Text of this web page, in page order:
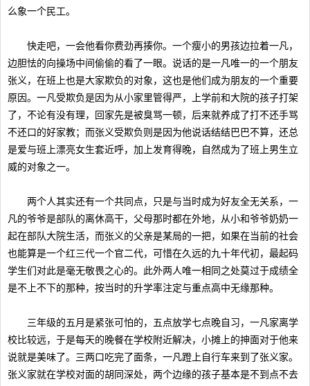
么象一个民工。
快走吧，一会他看你费劲再揍你。一个瘦小的男孩边拉着一凡，
边胆怯的向操场中间偷偷的看了一眼。说话的是一凡唯一的一个朋友
张义，在班上也是大家欺负的对象，这也是他们成为朋友的一个重要
原因。一凡受欺负是因为从小家里管得严，上学前和大院的孩子打架
了，不论有没有理，回家先是被臭骂一顿，后来就养成了打不还手骂
不还口的好家教；而张义受欺负则是因为他说话结结巴巴不算，还总
是爱与班上漂亮女生套近呼，加上发育得晚，自然成为了班上男生立
威的对象之一。
两个人其实还有一个共同点，只是与当时成为好友全无关系，一
凡的爷爷是部队的离休高干，父母那时都在外地，从小和爷爷奶奶一
起在部队大院生活，而张义的父亲是某局的一把，如果在当前的社会
也能算是一个红三代一个官二代，可惜在久远的九十年代初，最起码
学生们对此是毫无敬畏之心的。此外两人唯一相同之处莫过于成绩全
是不上不下的那种，按当时的升学率注定与重点高中无缘那种。
三年级的五月是紧张可怕的，五点放学七点晚自习，一凡家离学
校比较远，于是每天的晚餐在学校附近解决，小摊上的抻面对于他来
说就是美味了。三两口吃完了面条，一凡蹬上自行车来到了张义家。
张义家就在学校对面的胡同深处，两个边缘的孩子基本是不到点不去